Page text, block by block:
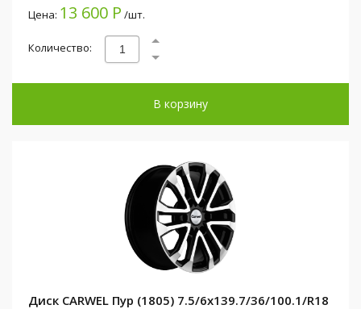
Цена: 13 600 Р /шт.
Количество:
В корзину
Диск CARWEL Пур (1805) 7.5/6x139.7/36/100.1/R18